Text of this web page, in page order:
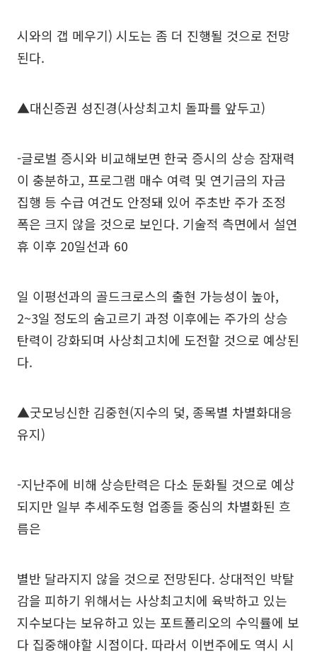
시와의 갭 메우기) 시도는 좀 더 진행될 것으로 전망
된다.
▲대신증권 성진경(사상최고치 돌파를 앞두고)
-글로벌 증시와 비교해보면 한국 증시의 상승 잠재력
이 충분하고, 프로그램 매수 여력 및 연기금의 자금
집행 등 수급 여건도 안정돼 있어 주초반 주가 조정
폭은 크지 않을 것으로 보인다. 기술적 측면에서 설연
휴 이후 20일선과 60
일 이평선과의 골드크로스의 출현 가능성이 높아,
2~3일 정도의 숨고르기 과정 이후에는 주가의 상승
탄력이 강화되며 사상최고치에 도전할 것으로 예상된
다.
▲굿모닝신한 김중현(지수의 덫, 종목별 차별화대응
유지)
-지난주에 비해 상승탄력은 다소 둔화될 것으로 예상
되지만 일부 추세주도형 업종들 중심의 차별화된 흐
름은
별반 달라지지 않을 것으로 전망된다. 상대적인 박탈
감을 피하기 위해서는 사상최고치에 육박하고 있는
지수보다는 보유하고 있는 포트폴리오의 수익률에 보
다 집중해야할 시점이다. 따라서 이번주에도 역시 시